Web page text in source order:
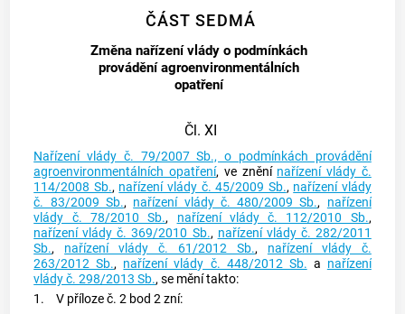
ČÁST SEDMÁ
Změna nařízení vlády o podmínkách
provádění agroenvironmentálních
opatření
Čl. XI
Nařízení vlády č. 79/2007 Sb., o podmínkách provádění
agroenvironmentálních opatření, ve znění nařízení vlády č.
114/2008 Sb., nařízení vlády č. 45/2009 Sb., nařízení vlády
č. 83/2009 Sb., nařízení vlády č. 480/2009 Sb., nařízení
vlády č. 78/2010 Sb., nařízení vlády č. 112/2010 Sb.,
nařízení vlády č. 369/2010 Sb., nařízení vlády č. 282/2011
Sb., nařízení vlády č. 61/2012 Sb., nařízení vlády č.
263/2012 Sb., nařízení vlády č. 448/2012 Sb. a nařízení
vlády č. 298/2013 Sb., se mění takto:
1.
V příloze č. 2 bod 2 zní: